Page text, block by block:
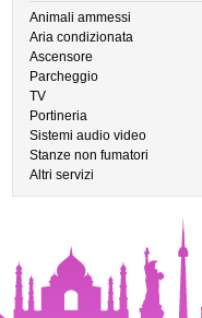
Animali ammessi
Aria condizionata
Ascensore
Parcheggio
TV
Portineria
Sistemi audio video
Stanze non fumatori
Altri servizi